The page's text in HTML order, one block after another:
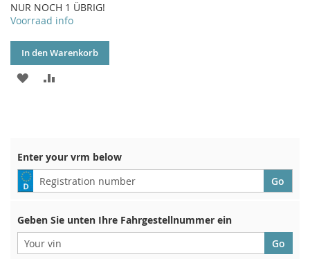
NUR NOCH 1 ÜBRIG!
Voorraad info
In den Warenkorb
ZUR
Enter your vrm below
Geben Sie unten Ihre Fahrgestellnummer ein